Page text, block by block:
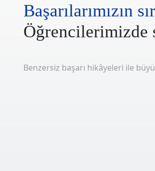
Başarılarımızın
Öğrencilerimizde
Benzersiz başarı hikâyeleri ile